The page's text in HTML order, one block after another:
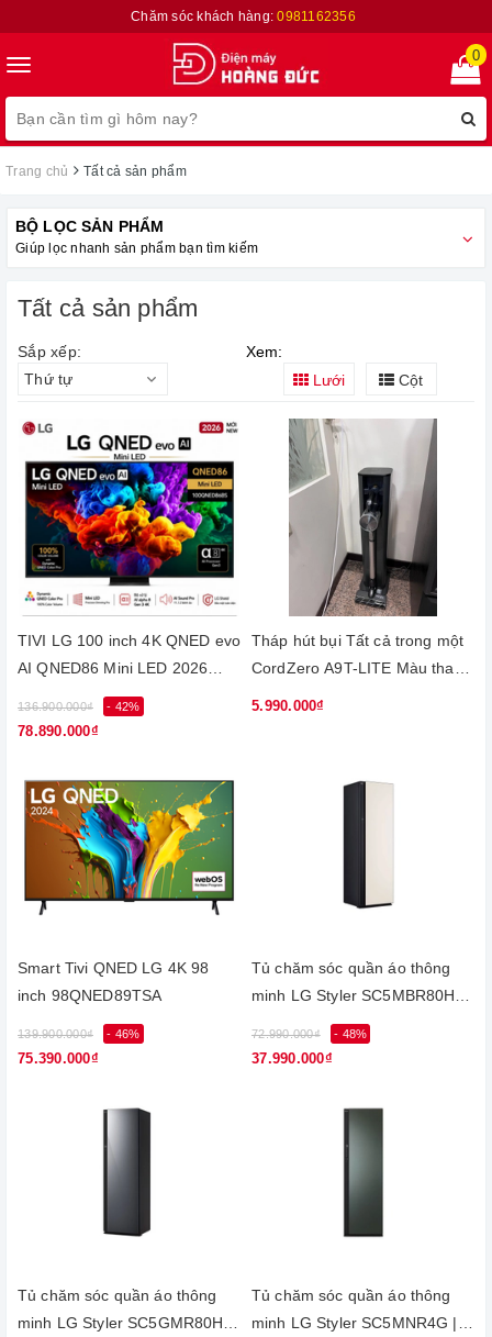
Chăm sóc khách hàng:0981162356
Toggle
navigation
0
Trang chủ Tất cả sản phẩm
BỘ LỌC SẢN PHẨM
Giúp lọc nhanh sản phẩm bạn tìm kiếm
Tất cả sản phẩm
Sắp xếp:
Thứ tự
Xem:
Lưới
Cột
TIVI LG 100 inch 4K QNED evo
AI QNED86 Mini LED 2026
100QNED86BS
136.900.000₫ - 42%
78.890.000₫
Tháp hút bụi Tất cả trong một
CordZero A9T-LITE Màu than
5.990.000₫
Smart Tivi QNED LG 4K 98
inch 98QNED89TSA
139.900.000₫ - 46%
75.390.000₫
Tủ chăm sóc quần áo thông
minh LG Styler SC5MBR80H |
5 móc Màu be
72.990.000₫ - 48%
37.990.000₫
Tủ chăm sóc quần áo thông
minh LG Styler SC5GMR80H |
Tủ chăm sóc quần áo thông
minh LG Styler SC5MNR4G | 5